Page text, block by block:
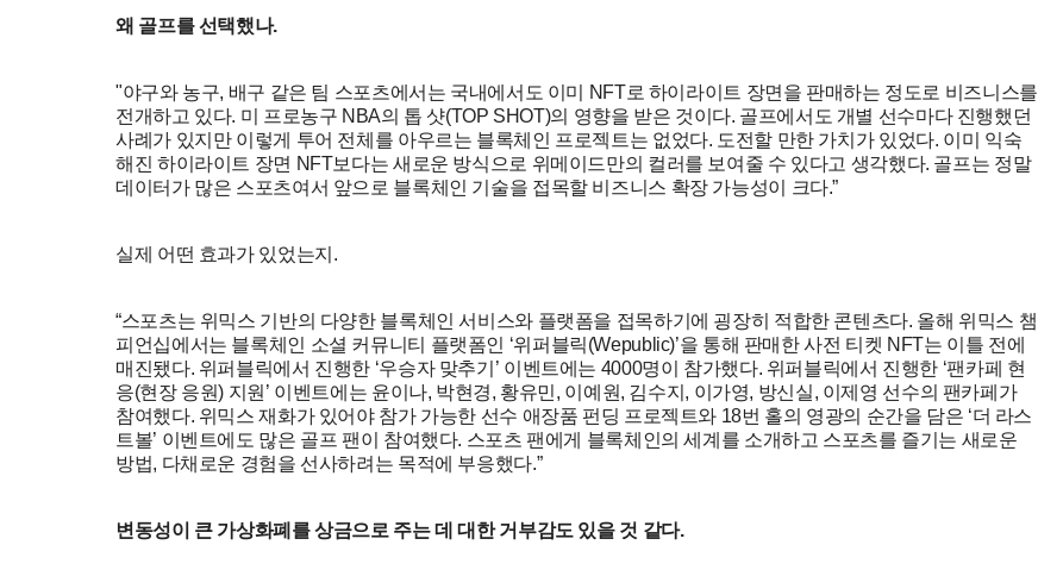
왜 골프를 선택했나.
"야구와 농구, 배구 같은 팀 스포츠에서는 국내에서도 이미 NFT로 하이라이트 장면을 판매하는 정도로 비즈니스를
전개하고 있다. 미 프로농구 NBA의 톱 샷(TOP SHOT)의 영향을 받은 것이다. 골프에서도 개별 선수마다 진행했던
사례가 있지만 이렇게 투어 전체를 아우르는 블록체인 프로젝트는 없었다. 도전할 만한 가치가 있었다. 이미 익숙
해진 하이라이트 장면 NFT보다는 새로운 방식으로 위메이드만의 컬러를 보여줄 수 있다고 생각했다. 골프는 정말
데이터가 많은 스포츠여서 앞으로 블록체인 기술을 접목할 비즈니스 확장 가능성이 크다.”
실제 어떤 효과가 있었는지.
“스포츠는 위믹스 기반의 다양한 블록체인 서비스와 플랫폼을 접목하기에 굉장히 적합한 콘텐츠다. 올해 위믹스 챔
피언십에서는 블록체인 소셜 커뮤니티 플랫폼인 ‘위퍼블릭(Wepublic)’을 통해 판매한 사전 티켓 NFT는 이틀 전에
매진됐다. 위퍼블릭에서 진행한 ‘우승자 맞추기’ 이벤트에는 4000명이 참가했다. 위퍼블릭에서 진행한 ‘팬카페 현
응(현장 응원) 지원’ 이벤트에는 윤이나, 박현경, 황유민, 이예원, 김수지, 이가영, 방신실, 이제영 선수의 팬카페가
참여했다. 위믹스 재화가 있어야 참가 가능한 선수 애장품 펀딩 프로젝트와 18번 홀의 영광의 순간을 담은 ‘더 라스
트볼’ 이벤트에도 많은 골프 팬이 참여했다. 스포츠 팬에게 블록체인의 세계를 소개하고 스포츠를 즐기는 새로운
방법, 다채로운 경험을 선사하려는 목적에 부응했다.”
변동성이 큰 가상화폐를 상금으로 주는 데 대한 거부감도 있을 것 같다.